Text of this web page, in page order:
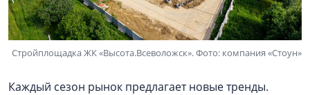
Стройплощадка ЖК «Высота.Всеволожск». Фото: компания «Стоун»
Каждый сезон рынок предлагает новые тренды.